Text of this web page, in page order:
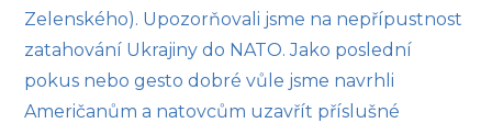
Zelenského). Upozorňovali jsme na nepřípustnost
zatahování Ukrajiny do NATO. Jako poslední
pokus nebo gesto dobré vůle jsme navrhli
Američanům a natovcům uzavřít příslušné